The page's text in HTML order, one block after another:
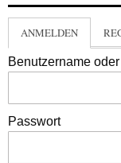
ANMELDEN
Benutzername
Passwort